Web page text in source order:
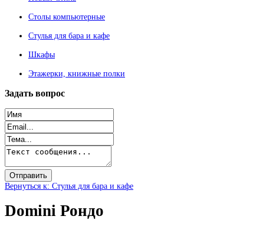
Столы компьютерные
Стулья для бара и кафе
Шкафы
Этажерки, книжные полки
Задать вопрос
Вернуться к: Стулья для бара и кафе
Domini Рондо